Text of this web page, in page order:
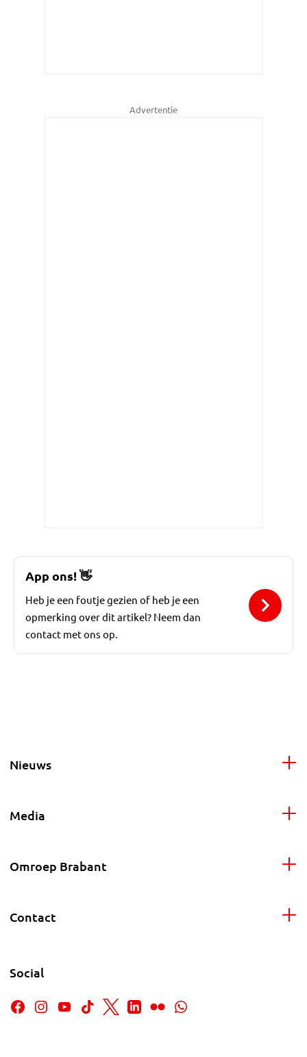
Advertentie
App ons!👋
Heb je een foutje gezien of heb je een
opmerking over dit artikel? Neem dan
contact met ons op.
Nieuws
Media
Omroep Brabant
Contact
Social